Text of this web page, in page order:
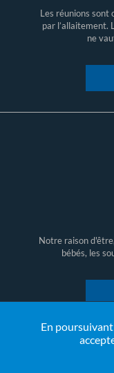
En
Les réunions sont
par l’allaitement.
ne
Notre raison
bébés, les